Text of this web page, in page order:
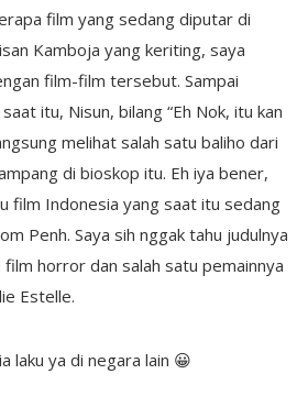
film yang sedang diputar di
Kamboja yang keriting, saya
film-film tersebut. Sampai
itu, Nisun, bilang “Eh Nok, itu kan
melihat salah satu baliho dari
di bioskop itu. Eh iya bener,
film Indonesia yang saat itu sedang
Penh. Saya sih nggak tahu judulnya
horror dan salah satu pemainnya
Estelle.
laku ya di negara lain 😀